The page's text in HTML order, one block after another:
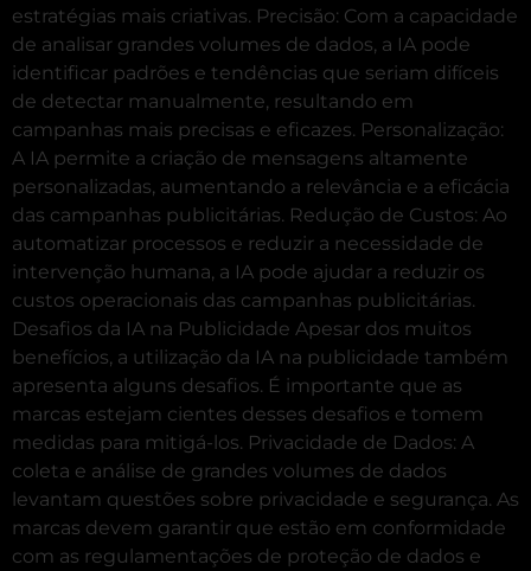
estratégias mais criativas. Precisão: Com a capacidade
de analisar grandes volumes de dados, a IA pode
identificar padrões e tendências que seriam difíceis
de detectar manualmente, resultando em
campanhas mais precisas e eficazes. Personalização:
A IA permite a criação de mensagens altamente
personalizadas, aumentando a relevância e a eficácia
das campanhas publicitárias. Redução de Custos: Ao
automatizar processos e reduzir a necessidade de
intervenção humana, a IA pode ajudar a reduzir os
custos operacionais das campanhas publicitárias.
Desafios da IA na Publicidade Apesar dos muitos
benefícios, a utilização da IA na publicidade também
apresenta alguns desafios. É importante que as
marcas estejam cientes desses desafios e tomem
medidas para mitigá-los. Privacidade de Dados: A
coleta e análise de grandes volumes de dados
levantam questões sobre privacidade e segurança. As
marcas devem garantir que estão em conformidade
com as regulamentações de proteção de dados e